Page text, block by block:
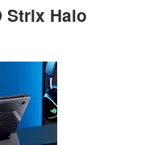
Strix Halo